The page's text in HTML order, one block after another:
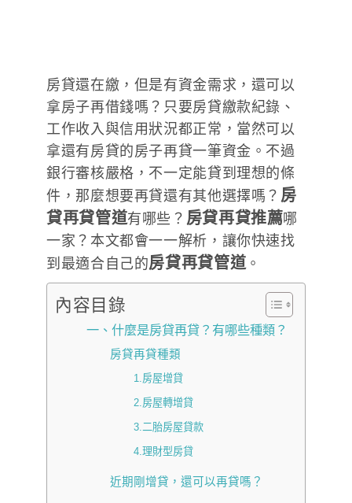
房貸還在繳，但是有資金需求，還可以
拿房子再借錢嗎？只要房貸繳款紀錄、
工作收入與信用狀況都正常，當然可以
拿還有房貸的房子再貸一筆資金。不過
銀行審核嚴格，不一定能貸到理想的條
件，那麼想要再貸還有其他選擇嗎？ 房
貸再貸管道有哪些？ 房貸再貸推薦哪
一家？本文都會一一解析，讓你快速找
到最適合自己的房貸再貸管道 。
內容目錄
一、什麼是房貸再貸？有哪些種類？
房貸再貸種類
1.房屋增貸
2.房屋轉增貸
3.二胎房屋貸款
4.理財型房貸
近期剛增貸，還可以再貸嗎？